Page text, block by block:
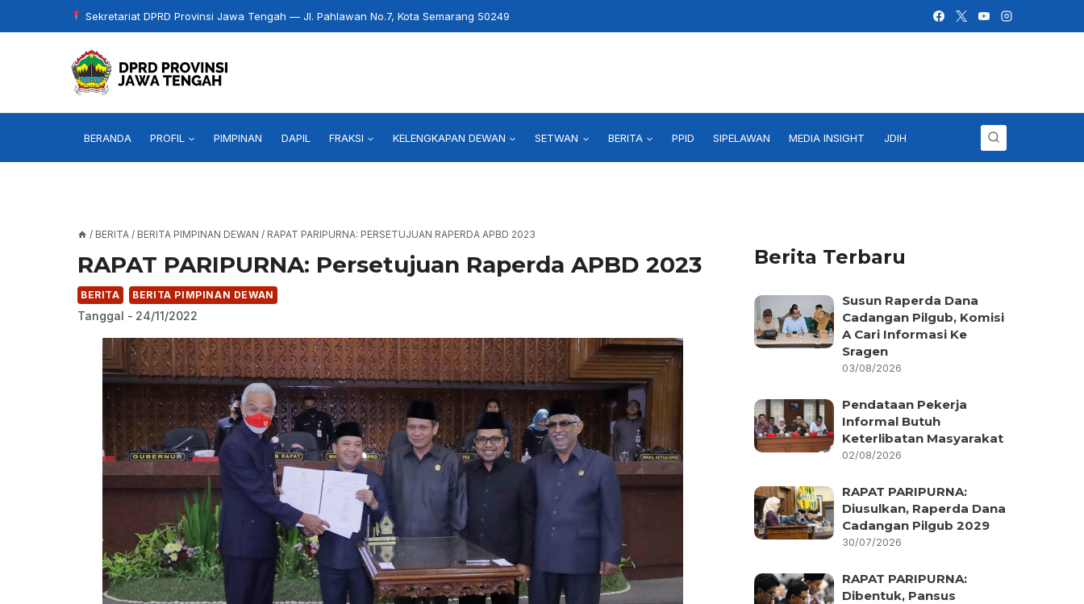
to
Sekretariat DPRD Provinsi Jawa Tengah — Jl. Pahlawan No.7, Kota Semarang 50249
BERANDA PROFIL PIMPINAN DAPIL FRAKSI KELENGKAPAN DEWAN SETWAN BERITA PPID SIPELAWAN MEDIA INSIGHT JDIH
/ BERITA / BERITA PIMPINAN DEWAN / RAPAT PARIPURNA: PERSETUJUAN RAPERDA APBD 2023
RAPAT PARIPURNA: Persetujuan Raperda APBD 2023
BERITA BERITA PIMPINAN DEWAN
Tanggal - 24/11/2022
Berita Terbaru
Susun Raperda Dana
Cadangan Pilgub, Komisi
A Cari Informasi Ke
Sragen
03/08/2026
Pendataan Pekerja
Informal Butuh
Keterlibatan Masyarakat
02/08/2026
RAPAT PARIPURNA:
Diusulkan, Raperda Dana
Cadangan Pilgub 2029
30/07/2026
RAPAT PARIPURNA:
Dibentuk, Pansus